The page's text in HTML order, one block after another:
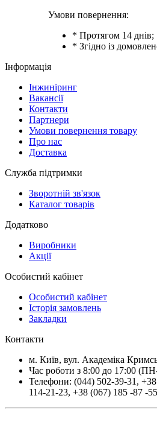
Умови повернення:
* Протягом 14 днів;
* Згідно із
Інформація
Інжиніринг
Вакансії
Контакти
Партнери
Умови повернення товару
Про нас
Доставка
Служба підтримки
Зворотній зв'язок
Каталог товарів
Додатково
Виробники
Акції
Особистий кабінет
Особистий кабінет
Історія замовлень
Закладки
Контакти
м. Київ, вул. Академіка
Час роботи з 8:00 до 17:00
Телефони: (044) 502-39-31 ,
114-21-23, +38 (067) 185 -87 -55